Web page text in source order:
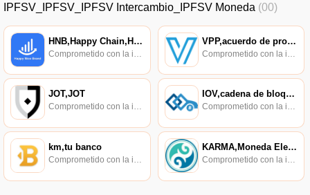
IPFSV_IPFSV_IPFSV Intercambio_IPFSV Moneda (00)
HNB,Happy Chain,Happy Nice Brand VPP,acuerdo de promesa de valor,VPP
JOT,JOT
Comprometido con la investigación de políticas en los campos de las nuevas finanzas, las finanzas internacionales y los mercados financieros.
IOV,cadena de bloques IOV,cadena de bloques IOV
Comprometido con la investigación de políticas en los campos de las nuevas finanzas, las finanzas internacionales y los mercados financieros.
km,tu banco
Comprometido con la investigación de políticas en los campos de las nuevas finanzas, las finanzas internacionales y los mercados financieros.
KARMA,Moneda Elefante,Karmacoin
Comprometido con la investigación de políticas en los campos de las nuevas finanzas, las finanzas internacionales y los mercados financieros.